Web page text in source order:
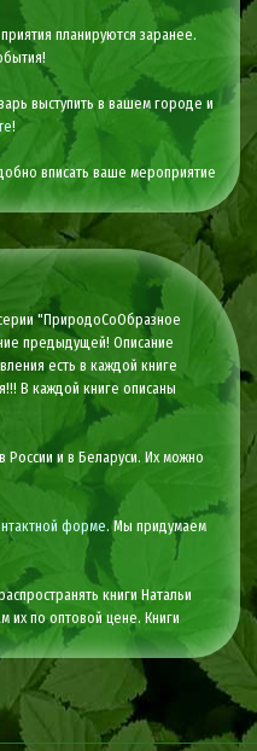
планируются заранее.
выступить в вашем городе и
!
вписать ваше мероприятие
"ПриродоСоОбразное
предыдущей! Описание
есть в каждой книге
В каждой книге описаны
России и в Беларуси. Их можно
форме. Мы придумаем
книги Натальи
их по оптовой цене. Книги